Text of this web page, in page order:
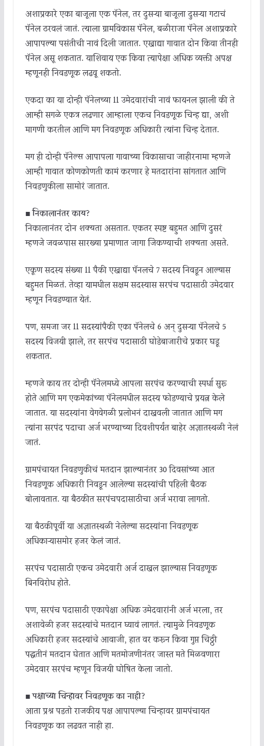
अशाप्रकारे एका बाजूला एक पॅनेल, तर दुसऱ्या बाजूला दुसऱ्या गटाचं
पॅनेल ठरवलं जातं. त्याला ग्रामविकास पॅनेल, बळीराजा पॅनेल अशाप्रकारे
आपापल्या पसंतीची नावं दिली जातात. एखाद्या गावात दोन किंवा तीनही
पॅनेल असू शकतात. याशिवाय एक किंवा त्यापेक्षा अधिक व्यक्ती अपक्ष
म्हणूनही निवडणूक लढवू शकतो.
एकदा का या दोन्ही पॅनेलच्या 11 उमेदवारांची नावं फायनल झाली की ते
आम्ही सगळे एकत्र लढणार आम्हाला एकच निवडणूक चिन्ह द्या, अशी
मागणी करतील आणि मग निवडणूक अधिकारी त्यांना चिन्ह देतात.
मग ही दोन्ही पॅनेल्स आपापला गावाच्या विकासाचा जाहीरनामा म्हणजे
आम्ही गावात कोणकोणती कामं करणार हे मतदारांना सांगतात आणि
निवडणुकीला सामोरं जातात.
■निकालानंतर काय?
निकालानंतर दोन शक्यता असतात. एकतर स्पष्ट बहुमत आणि दुसरं
म्हणजे जवळपास सारख्या प्रमाणात जागा जिंकण्याची शक्यता असते.
एकूण सदस्य संख्या 11 पैकी एखाद्या पॅनलचे 7 सदस्य निवडून आल्यास
बहुमत मिळतं. तेव्हा यामधील सक्षम सदस्यास सरपंच पदासाठी उमेदवार
म्हणून निवडण्यात येतं.
पण, समजा जर 11 सदस्यांपैकी एका पॅनेलचे 6 अन् दुसऱ्या पॅनेलचे 5
सदस्य विजयी झाले, तर सरपंच पदासाठी घोडेबाजारीचे प्रकार घडू
शकतात.
म्हणजे काय तर दोन्ही पॅनेलमध्ये आपला सरपंच करण्याची स्पर्धा सुरू
होते आणि मग एकमेकांच्या पॅनेलमधील सदस्य फोडण्याचे प्रयत्न केले
जातात. या सदस्यांना वेगवेगळी प्रलोभनं दाखवली जातात आणि मग
त्यांना सरपंद पदाचा अर्ज भरण्याच्या दिवशीपर्यंत बाहेर अज्ञातस्थळी नेलं
जातं.
ग्रामपंचायत निवडणुकीचं मतदान झाल्यानंतर 30 दिवसांच्या आत
निवडणूक अधिकारी निवडून आलेल्या सदस्यांची पहिली बैठक
बोलावतात. या बैठकीत सरपंचपदासाठीचा अर्ज भरावा लागतो.
या बैठकीपूर्वी या अज्ञातस्थळी नेलेल्या सदस्यांना निवडणूक
अधिकाऱ्यासमोर हजर केलं जातं.
सरपंच पदासाठी एकच उमेदवारी अर्ज दाखल झाल्यास निवडणूक
बिनविरोध होते.
पण, सरपंच पदासाठी एकापेक्षा अधिक उमेदवारांनी अर्ज भरला, तर
अशावेळी हजर सदस्यांचे मतदान घ्यावं लागतं. त्यामुळे निवडणूक
अधिकारी हजर सदस्यांचे आवाजी, हात वर करून किंवा गुप्त चिठ्ठी
पद्धतीनं मतदान घेतात आणि मतमोजणीनंतर जास्त मते मिळवणारा
उमेदवार सरपंच म्हणून विजयी घोषित केला जातो.
■पक्षाच्या चिन्हावर निवडणूक का नाही?
आता प्रश्न पडतो राजकीय पक्ष आपापल्या चिन्हावर ग्रामपंचायत
निवडणूक का लढवत नाही हा.